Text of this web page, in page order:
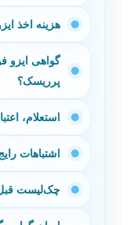
هزینه اخذ
گواهی ایزو
پرریسک؟
استعلام،
اشتباهات
چک‌لیست قبل